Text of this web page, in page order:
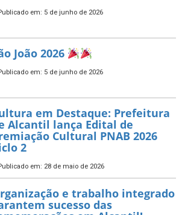
em: 5 de junho de 2026
João 2026
em: 5 de junho de 2026
em Destaque: Prefeitura
Alcantil lança Edital de
Cultural PNAB 2026
2
em: 28 de maio de 2026
e trabalho integrado
sucesso das